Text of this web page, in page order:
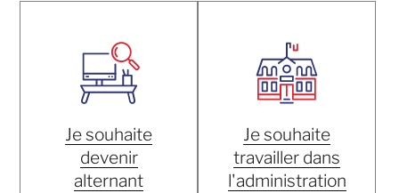
Je souhaite
devenir
alternant
Je souhaite
travailler dans
l'administration